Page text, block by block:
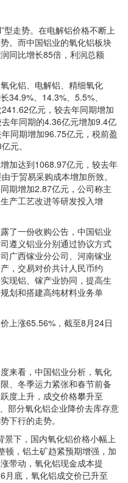
型走势。在电解铝价格不断上
。而中国铝业的氧化铝板块
同比增长85倍，利润总额
化铝、电解铝、精细氧化
34.9%、14.3%、5.5%、
亿元，较去年同期增加
年同期的4.36亿元增加9.4亿
同期增加96.75亿元，税前盈
元。
加达到1068.97亿元，较去年
于贸易采购成本增加所致。
期增加2.87亿元，公司称主
产工艺改进等研发投入增
了一份收购公告，中国铝业
遵义铝业分别通过协议方式
广西镓业分公司、河南镓业
，交易对价共计人民币约
现铝、镓产业协同，提高生
划和搭建高纯材料业务单
上涨65.56%，截至8月24日
来看，中国铝业分析，氧化
、冬季运力紧张和春节前备
度上升，成交价格攀升至
部分氧化铝企业降价去库存意
下行的走势。
景下，国内氧化铝价格小幅上
顿，铝土矿趋紧预期增强，加
带动，氧化铝现金成本提
月底，氧化铝成交价已升至